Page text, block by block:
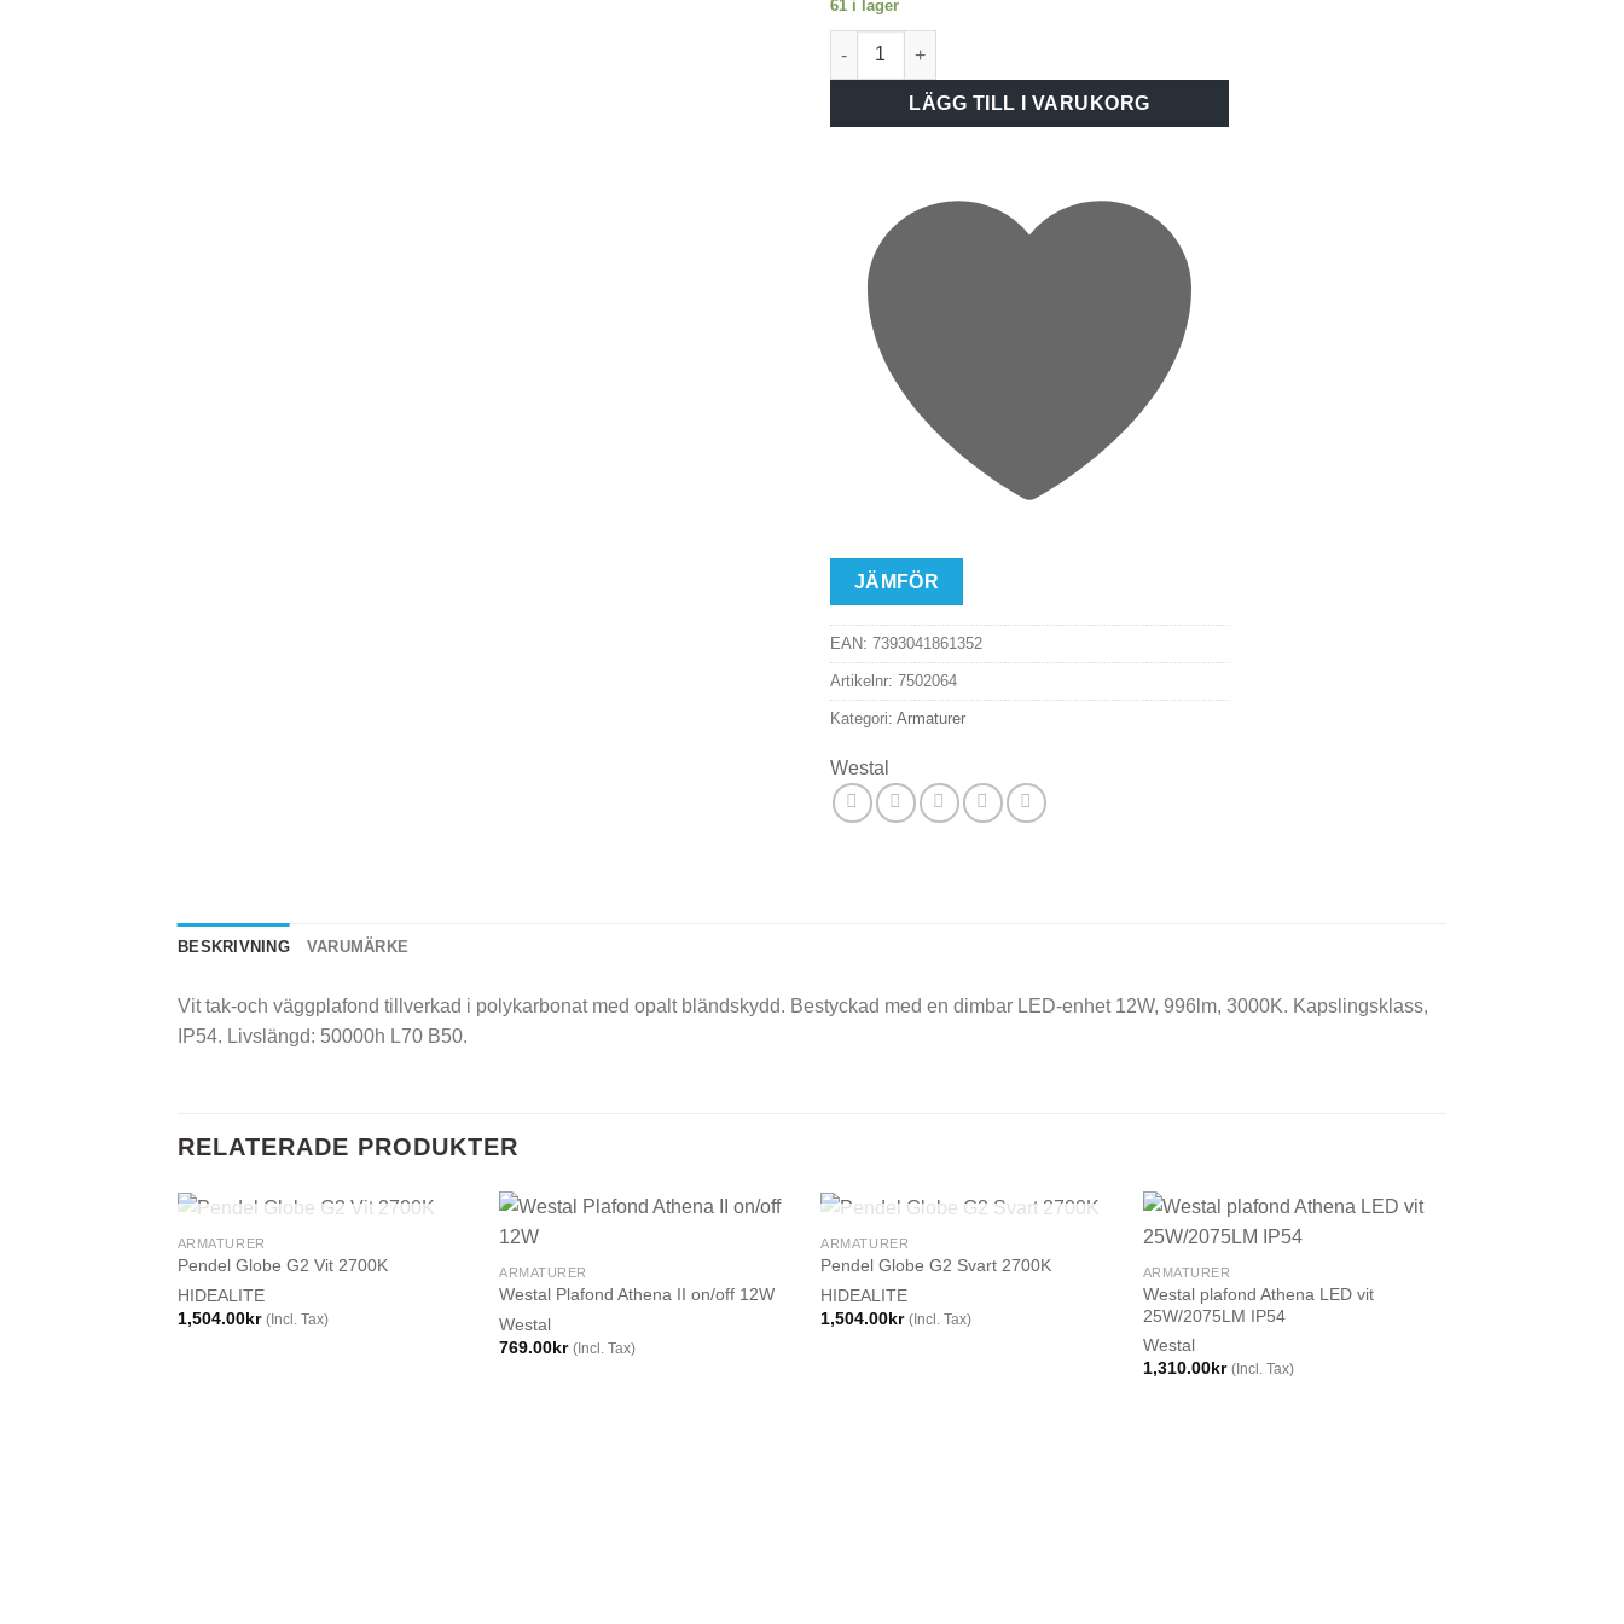
61 i lager
Westal Plafond Athena LED vit 12W/996LM IP54 mängd
LÄGG TILL I VARUKORG
JÄMFÖR
EAN: 7393041861352
Artikelnr: 7502064
Kategori: Armaturer
Westal
BESKRIVNING VARUMÄRKE
Vit tak-och väggplafond tillverkad i polykarbonat med opalt bländskydd. Bestyckad med en dimbar LED-enhet 12W, 996lm, 3000K. Kapslingsklass,
IP54. Livslängd: 50000h L70 B50.
RELATERADE PRODUKTER
SLUT I LAGER
ARMATURER
Pendel Globe G2 Vit 2700K
HIDEALITE
1,504.00kr (Incl. Tax)
ARMATURER
Westal Plafond Athena II on/off 12W
Westal
769.00kr (Incl. Tax)
SLUT I LAGER
ARMATURER
Pendel Globe G2 Svart 2700K
HIDEALITE
1,504.00kr (Incl. Tax)
ARMATURER
Westal plafond Athena LED vit
25W/2075LM IP54
Westal
1,310.00kr (Incl. Tax)